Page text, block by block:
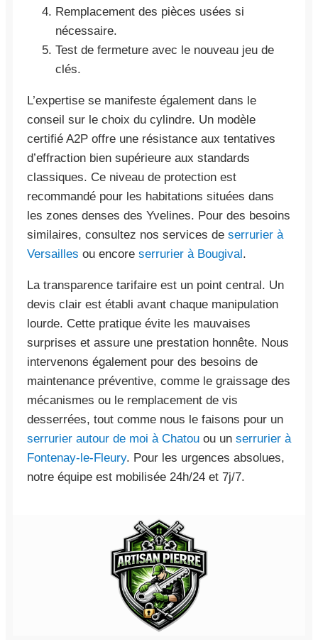
Remplacement des pièces usées si
nécessaire.
Test de fermeture avec le nouveau jeu de
clés.
L’expertise se manifeste également dans le
conseil sur le choix du cylindre. Un modèle
certifié A2P offre une résistance aux tentatives
d’effraction bien supérieure aux standards
classiques. Ce niveau de protection est
recommandé pour les habitations situées dans
les zones denses des Yvelines. Pour des besoins
similaires, consultez nos services de serrurier à
Versailles ou encore serrurier à Bougival.
La transparence tarifaire est un point central. Un
devis clair est établi avant chaque manipulation
lourde. Cette pratique évite les mauvaises
surprises et assure une prestation honnête. Nous
intervenons également pour des besoins de
maintenance préventive, comme le graissage des
mécanismes ou le remplacement de vis
desserrées, tout comme nous le faisons pour un
serrurier autour de moi à Chatou ou un serrurier à
Fontenay-le-Fleury. Pour les urgences absolues,
notre équipe est mobilisée 24h/24 et 7j/7.